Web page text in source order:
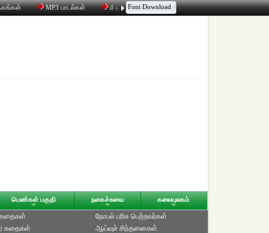
MP3 பாடல்கள் மின்னஞ்சல் திரட்டி உரையாடல்
Font Download
பெண்கள் பகுதி நகைச்சுவை கலையுலகம்
கதைகள்
கதைகள்
நோபல் பரிசு‎ பெற்றவர்‎கள்
ஆய்வுச் சிந்தனைகள்